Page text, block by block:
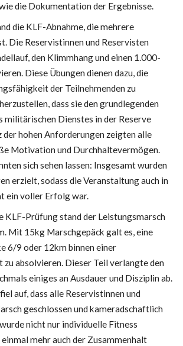
die Dokumentation der Ergebnisse.
die KLF-Abnahme, die mehrere
Die Reservistinnen und Reservisten
den Klimmhang und einen 1.000-
Diese Übungen dienen dazu, die
der Teilnehmenden zu
dass sie den grundlegenden
militärischen Dienstes in der Reserve
der hohen Anforderungen zeigten alle
Motivation und Durchhaltevermögen.
sich sehen lassen: Insgesamt wurden
erzielt, sodass die Veranstaltung auch in
ein voller Erfolg war.
KLF-Prüfung stand der Leistungsmarsch
Mit 15kg Marschgepäck galt es, eine
6/9 oder 12km binnen einer
zu absolvieren. Dieser Teil verlangte den
einiges an Ausdauer und Disziplin ab.
auf, dass alle Reservistinnen und
geschlossen und kameradschaftlich
nicht nur individuelle Fitness
mehr auch der Zusammenhalt